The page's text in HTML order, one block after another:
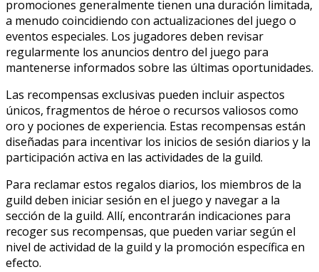
promociones generalmente tienen una duración limitada,
a menudo coincidiendo con actualizaciones del juego o
eventos especiales. Los jugadores deben revisar
regularmente los anuncios dentro del juego para
mantenerse informados sobre las últimas oportunidades.
Las recompensas exclusivas pueden incluir aspectos
únicos, fragmentos de héroe o recursos valiosos como
oro y pociones de experiencia. Estas recompensas están
diseñadas para incentivar los inicios de sesión diarios y la
participación activa en las actividades de la guild.
Para reclamar estos regalos diarios, los miembros de la
guild deben iniciar sesión en el juego y navegar a la
sección de la guild. Allí, encontrarán indicaciones para
recoger sus recompensas, que pueden variar según el
nivel de actividad de la guild y la promoción específica en
efecto.